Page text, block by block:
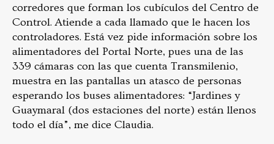
corredores que forman los cubículos del Centro de
Control. Atiende a cada llamado que le hacen los
controladores. Está vez pide información sobre los
alimentadores del Portal Norte, pues una de las
339 cámaras con las que cuenta Transmilenio,
muestra en las pantallas un atasco de personas
esperando los buses alimentadores: “Jardines y
Guaymaral (dos estaciones del norte) están llenos
todo el día”, me dice Claudia.